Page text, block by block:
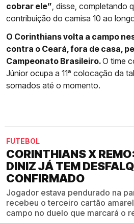
cobrar ele”, disse, completando
contribuição do camisa 10 ao
O Corinthians volta a campo
contra o Ceará, fora de casa,
Campeonato Brasileiro.O time
Júnior ocupa a 11ª colocação da
somados até o momento.
FUTEBOL
CORINTHIANS X
DINIZ JÁ TEM
CONFIRMADO
Jogador estava pendurado na
recebeu o terceiro cartão
campo no duelo que marcará o